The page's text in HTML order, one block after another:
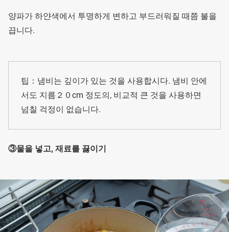
양파가 하얀색에서 투명하게 변하고 부드러워질 때쯤 불을
끕니다.
팁：냄비는 깊이가 있는 것을 사용합시다. 냄비 안에
서도 지름２０cm 정도의, 비교적 큰 것을 사용하면
넘칠 걱정이 없습니다.
③물을 넣고, 재료를 끓이기